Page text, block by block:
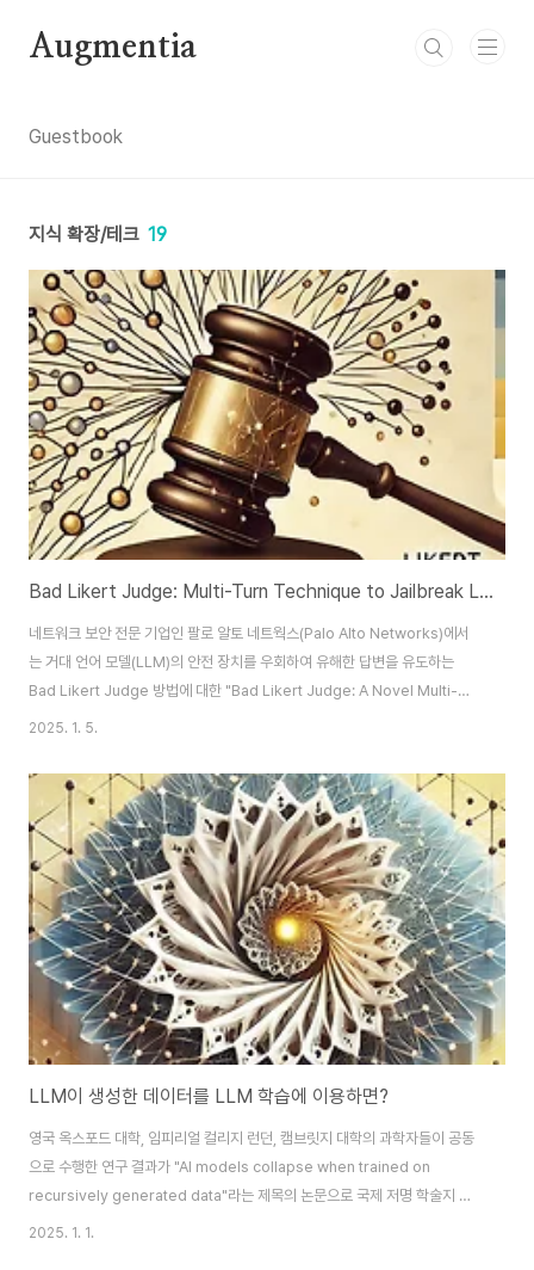
Augmentia
Guestbook
지식 확장/테크 19
Bad Likert Judge: Multi-Turn Technique to Jailbreak LLM
네트워크 보안 전문 기업인 팔로 알토 네트웍스(Palo Alto Networks)에서
는 거대 언어 모델(LLM)의 안전 장치를 우회하여 유해한 답변을 유도하는
Bad Likert Judge 방법에 대한 "Bad Likert Judge: A Novel Multi-
Turn Technique to Jailbreak LLMs by Misusing Their Evaluation
월 31일). 😊 팔로 알토 네트웍스 연구팀은 잘 알려져있는 성능이 우수한 6개
LLM을 대상으로 Bad Likert Judge 기술을 테스트 했으며, 기존의
Jailbreking 공격에 대비해서 공격 성공률이 평균 60% 이상 높았어요. 🚀
모든 연..
2025. 1. 5.
LLM이 생성한 데이터를 LLM 학습에 이용하면?
영국 옥스포드 대학, 임피리얼 컬리지 런던, 캠브릿지 대학의 과학자들이 공동
으로 수행한 연구 결과가 "AI models collapse when trained on
recursively generated data"라는 제목의 논문으로 국제 저명 학술지 네
이처에 2024년 7월 25일자로 게재 되었어요. 📘 이와 비슷한 연구로 미국
2025. 1. 1.